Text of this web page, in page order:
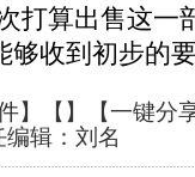
打算出售这一
够收到初步的
】【 】
【一键分
编辑：刘名